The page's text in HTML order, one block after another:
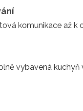
komunikace až k
vybavená